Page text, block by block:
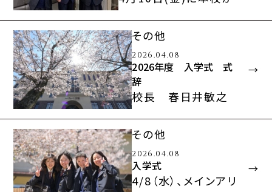
に参加した生徒の修了
書を渡しました。…
その他
2026.04.08
2026年度 入学式 式
辞
校長 春日井敏之
を経て、早くも新緑
の息吹を感じる清々
しい時節を迎…
その他
2026.04.08
入学式
4/8（水）、メインアリ